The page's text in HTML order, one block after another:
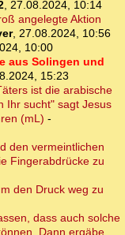
, 27.08.2024, 10:14
angelegte Aktion
, 27.08.2024, 10:56
10:00
aus Solingen und
15:23
ist die arabische
Ihr sucht" sagt Jesus
(mL) -
den vermeintlichen
Fingerabdrücke zu
den Druck weg zu
dass auch solche
Dann ergäbe